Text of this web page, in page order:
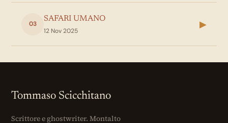
03
SAFARI UMANO
12 Nov 2025
▶
Tommaso Scicchitano
Scrittore e ghostwriter. Montalto